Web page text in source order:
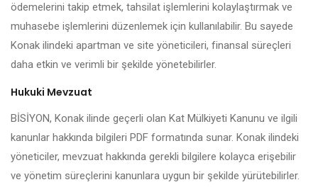
ödemelerini takip etmek, tahsilat işlemlerini kolaylaştırmak ve
muhasebe işlemlerini düzenlemek için kullanılabilir. Bu sayede
Konak ilindeki apartman ve site yöneticileri, finansal süreçleri
daha etkin ve verimli bir şekilde yönetebilirler.
Hukuki Mevzuat
BİSİYON, Konak ilinde geçerli olan Kat Mülkiyeti Kanunu ve ilgili
kanunlar hakkında bilgileri PDF formatında sunar. Konak ilindeki
yöneticiler, mevzuat hakkında gerekli bilgilere kolayca erişebilir
ve yönetim süreçlerini kanunlara uygun bir şekilde yürütebilirler.